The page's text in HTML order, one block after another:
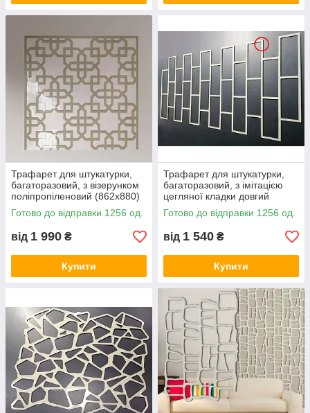
Трафарет для штукатурки,
багаторазовий, з візерунком
поліпропіленовий (862х880)
Готово до відправки 1256 од.
від 1 990 ₴
Купити
Трафарет для штукатурки,
багаторазовий, з імітацією
цегляної кладки довгий
поліпропіленовий (1018х548)
Готово до відправки 1256 од.
від 1 540 ₴
Купити